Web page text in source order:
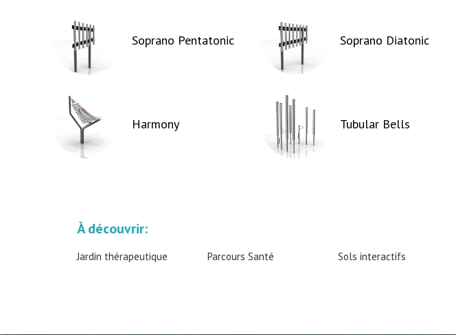
Soprano Pentatonic
Harmony
Soprano Diatonic
Tubular Bells
À découvrir:
Jardin thérapeutique Parcours Santé Sols interactifs